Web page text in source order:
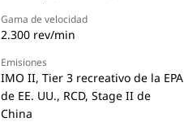
Gama de velocidad
2.300 rev/min
Emisiones
IMO II, Tier 3 recreativo de la EPA
de EE. UU., RCD, Stage II de
China